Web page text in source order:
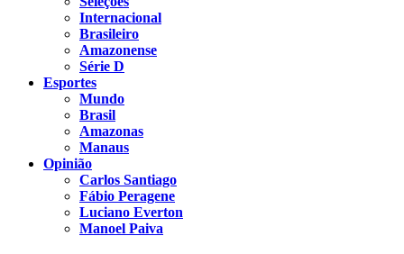
Internacional
Brasileiro
Amazonense
Série D
Esportes
Mundo
Brasil
Amazonas
Manaus
Opinião
Carlos Santiago
Fábio Peragene
Luciano Everton
Manoel Paiva